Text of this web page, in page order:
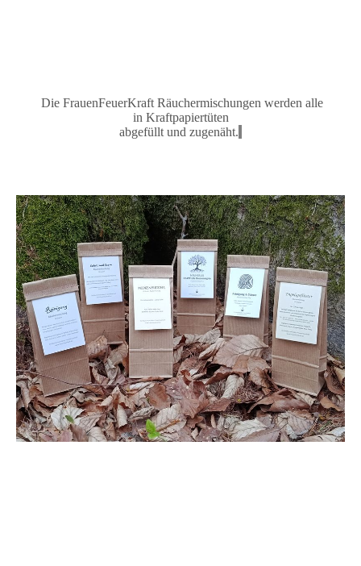
Die FrauenFeuerKraft Räuchermischungen werden alle
in Kraftpapiertüten
abgefüllt und zugenäht.